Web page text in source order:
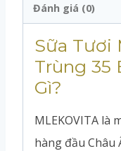
Đánh giá (0)
Sữa Tươi
Trùng 35
Gì?
MLEKOVITA là
hàng đầu Châu